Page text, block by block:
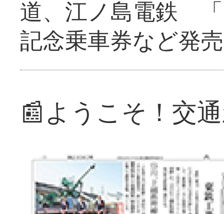
道、江ノ島電鉄
記念乗車券など発売
📰ようこそ！交